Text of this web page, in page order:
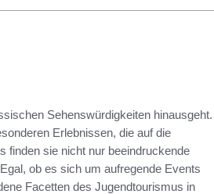
Sehenswürdigkeiten hinausgeht.
Erlebnissen, die auf die
finden sie nicht nur beeindruckende
ob es sich um aufregende Events
Facetten des Jugendtourismus in